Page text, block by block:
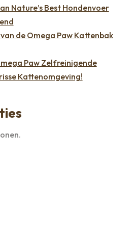
Nature’s Best Hondenvoer
de Omega Paw Kattenbak
Paw Zelfreinigende
Kattenomgeving!